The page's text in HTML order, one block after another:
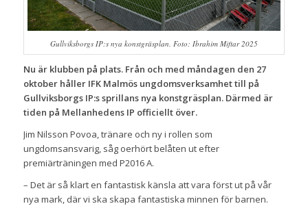
Gullviksborgs IP:s nya konstgräsplan. Foto: Ibrahim Miftar 2025
Nu är klubben på plats. Från och med måndagen den 27
oktober håller IFK Malmös ungdomsverksamhet till på
Gullviksborgs IP:s sprillans nya konstgräsplan. Därmed är
tiden på Mellanhedens IP officiellt över.
Jim Nilsson Povoa, tränare och ny i rollen som
ungdomsansvarig, såg oerhört belåten ut efter
premiärträningen med P2016 A.
– Det är så klart en fantastisk känsla att vara först ut på vår
nya mark, där vi ska skapa fantastiska minnen för barnen.